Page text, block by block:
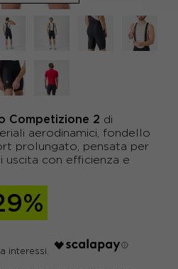
Competizione 2 di
aerodinamici, fondello
prolungato, pensata per
uscita con efficienza e